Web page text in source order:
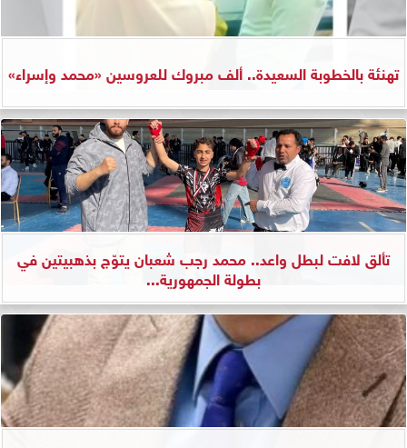
تهنئة بالخطوبة السعيدة.. ألف مبروك للعروسين «محمد وإسراء»
تألق لافت لبطل واعد.. محمد رجب شعبان يتوّج بذهبيتين في
بطولة الجمهورية...